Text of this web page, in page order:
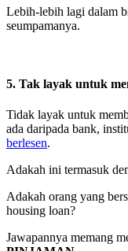
Lebih-lebih lagi dalam
seumpamanya.
5. Tak layak untuk
Tidak layak untuk
ada daripada bank,
berlesen.
Adakah ini termasuk
Adakah orang yang
housing loan?
Jawapannya memang